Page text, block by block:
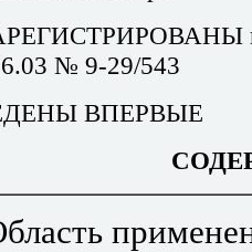
в
№ 9-29/543
ВПЕРВЫЕ